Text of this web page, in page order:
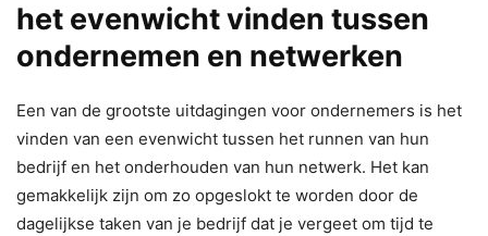
het evenwicht vinden tussen
ondernemen en netwerken
Een van de grootste uitdagingen voor ondernemers is het
vinden van een evenwicht tussen het runnen van hun
bedrijf en het onderhouden van hun netwerk. Het kan
gemakkelijk zijn om zo opgeslokt te worden door de
dagelijkse taken van je bedrijf dat je vergeet om tijd te